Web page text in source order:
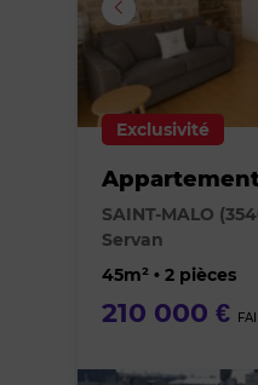
Exclusivité
SAINT-MALO
Servan
45m² • 2 pièces
210 000 € FAI